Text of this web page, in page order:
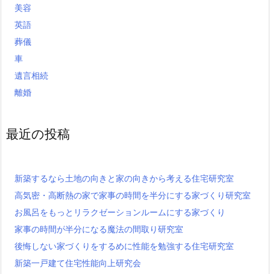
美容
英語
葬儀
車
遺言相続
離婚
最近の投稿
新築するなら土地の向きと家の向きから考える住宅研究室
高気密・高断熱の家で家事の時間を半分にする家づくり研究室
お風呂をもっとリラクゼーションルームにする家づくり
家事の時間が半分になる魔法の間取り研究室
後悔しない家づくりをするめに性能を勉強する住宅研究室
新築一戸建て住宅性能向上研究会